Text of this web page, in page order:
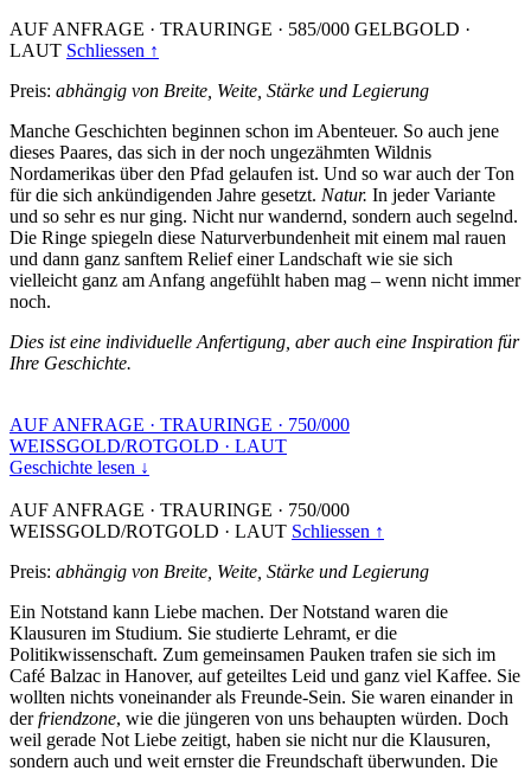
AUF ANFRAGE · TRAURINGE · 585/000 GELBGOLD ·
LAUT Schliessen ↑
Preis: abhängig von Breite, Weite, Stärke und Legierung
Manche Geschichten beginnen schon im Abenteuer. So auch jene
dieses Paares, das sich in der noch ungezähmten Wildnis
Nordamerikas über den Pfad gelaufen ist. Und so war auch der Ton
für die sich ankündigenden Jahre gesetzt. Natur. In jeder Variante
und so sehr es nur ging. Nicht nur wandernd, sondern auch segelnd.
Die Ringe spiegeln diese Naturverbundenheit mit einem mal rauen
und dann ganz sanftem Relief einer Landschaft wie sie sich
vielleicht ganz am Anfang angefühlt haben mag – wenn nicht immer
noch.
Dies ist eine individuelle Anfertigung, aber auch eine Inspiration für
Ihre Geschichte.
AUF ANFRAGE · TRAURINGE · 750/000
WEISSGOLD/ROTGOLD · LAUT
Geschichte lesen ↓
AUF ANFRAGE · TRAURINGE · 750/000
WEISSGOLD/ROTGOLD · LAUT Schliessen ↑
Preis: abhängig von Breite, Weite, Stärke und Legierung
Ein Notstand kann Liebe machen. Der Notstand waren die
Klausuren im Studium. Sie studierte Lehramt, er die
Politikwissenschaft. Zum gemeinsamen Pauken trafen sie sich im
Café Balzac in Hanover, auf geteiltes Leid und ganz viel Kaffee. Sie
wollten nichts voneinander als Freunde-Sein. Sie waren einander in
derfriendzone, wie die jüngeren von uns behaupten würden. Doch
weil gerade Not Liebe zeitigt, haben sie nicht nur die Klausuren,
sondern auch und weit ernster die Freundschaft überwunden. Die